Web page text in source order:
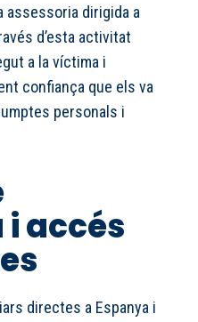
assessoria dirigida a
d’esta activitat
a la víctima i
confiança que els va
personals i
accés
directes a Espanya i